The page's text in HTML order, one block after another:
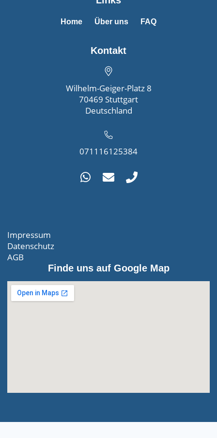
Home Über uns FAQ
Kontakt
Wilhelm-Geiger-Platz 8
70469 Stuttgart
Deutschland
071116125384
Impressum
Datenschutz
AGB
Finde uns auf Google Map